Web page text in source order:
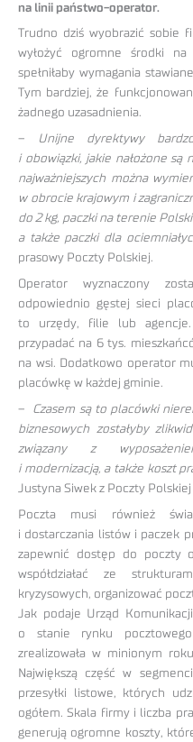
na linii państwo-operator.
Trudno dziś wyobrazić sobie
wyłożyć ogromne środki
spełniłaby wymagania
Tym bardziej, że
żadnego uzasadnienia.
–
Unijne dyrektywy
i obowiązki, jakie nałożone są
najważniejszych można
w obrocie krajowym i
do 2 kg, paczki na terenie
a także paczki dla
prasowy Poczty Polskiej.
Operator wyznaczony
odpowiednio gęstej sieci
to urzędy, filie lub agencje.
przypadać na 6 tys.
na wsi. Dodatkowo operator
placówkę w każdej gminie.
– Czasem są to placówki
biznesowych zostałyby
związany z
i modernizacją, a także koszt
Justyna Siwek z Poczty Polskiej
Poczta musi również
i dostarczania listów i paczek
zapewnić dostęp do poczty
współdziałać ze
kryzysowych, organizować
Jak podaje Urząd
o stanie rynku
zrealizowała w minionym
Największą część w
przesyłki listowe, których
ogółem. Skala firmy i liczba
generują ogromne koszty,